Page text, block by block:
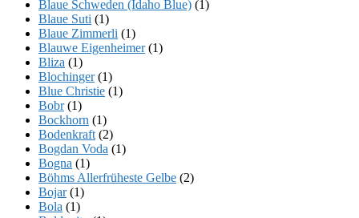
Blaue Schweden (Idaho Blue) (1)
Blaue Suti (1)
Blaue Zimmerli (1)
Blauwe Eigenheimer(1)
Bliza (1)
Blochinger(1)
Blue Christie (1)
Bobr(1)
Bockhorn (1)
Bodenkraft (2)
Bogdan Voda (1)
Bogna (1)
Böhms Allerfrüheste Gelbe (2)
Bojar(1)
Bola (1)